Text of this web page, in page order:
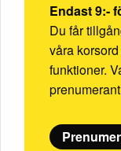
Endast 9:-
Du får
våra
funktioner.